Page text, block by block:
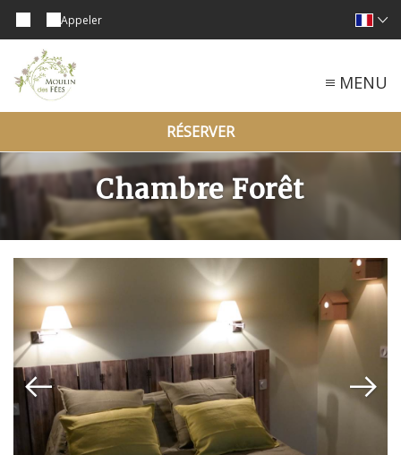
Appeler
MENU
RÉSERVER
Chambre Forêt